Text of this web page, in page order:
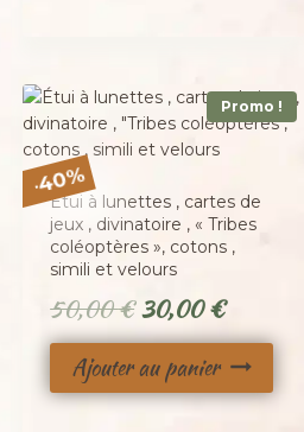
Promo !
-40%
Étui à lunettes , cartes de
jeux , divinatoire , « Tribes
coléoptères », cotons ,
simili et velours
50,00€ Le
prix
initial
était :
30,00€Le
prix
actuel
Ajouter au panier